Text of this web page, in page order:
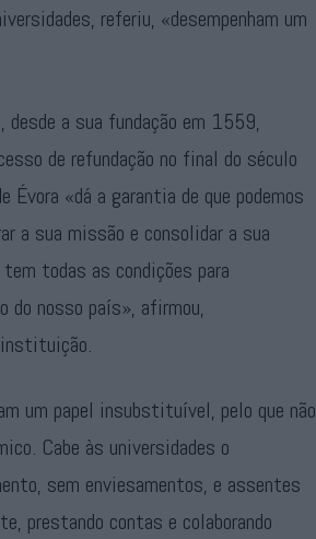
referiu, «desempenham um
desde a sua fundação em 1559,
de refundação no final do século
Évora «dá a garantia de que podemos
a sua missão e consolidar a sua
tem todas as condições para
do nosso país», afirmou,
instituição.
um papel insubstituível, pelo que não
Cabe às universidades o
sem enviesamentos, e assentes
prestando contas e colaborando